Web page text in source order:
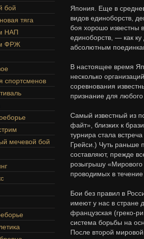
бой
тяга
НАП
ФРЖ
спортсменов
мечевой бой
Япония. Еще в
видов единоборств,
боя хорошо известны
единоборств, — как
абсолютным
В настоящее время
несколько
соревнования
признание для
Самый известный из
файт», близких к
турнира стала
Грейси.) Чуть раньше
составляют, прежде
розыгрышу
проводимых в течение
Бои без правил в
имеют у нас в стране
французская (греко-
система борьбы на
После второй